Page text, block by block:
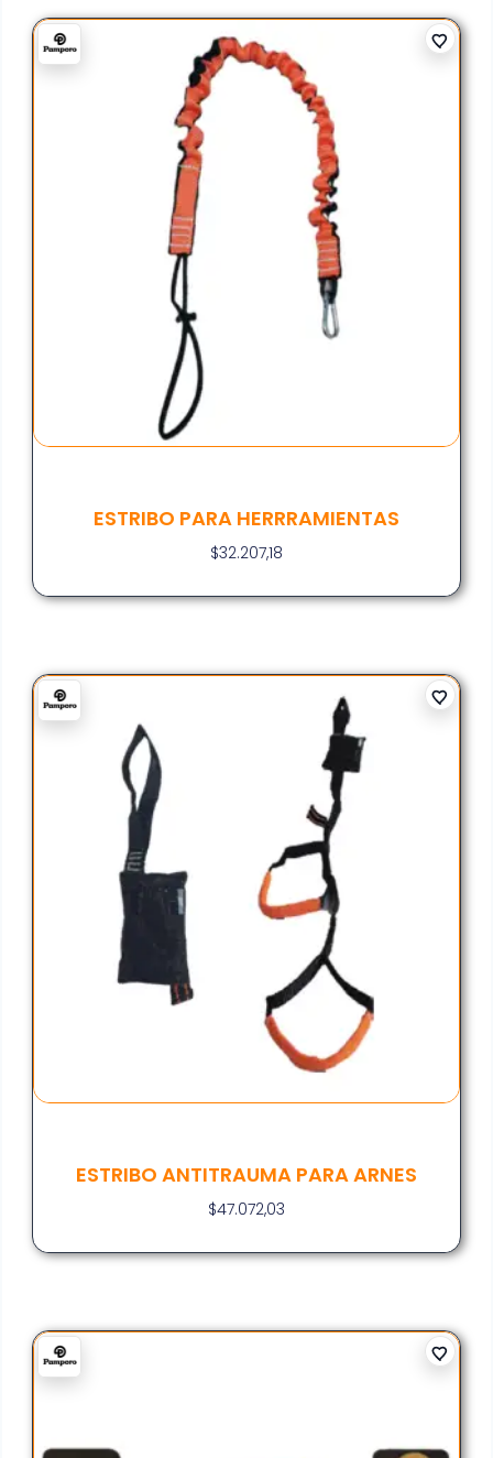
ESTRIBO PARA HERRRAMIENTAS
$32.207,18
ESTRIBO ANTITRAUMA PARA ARNES
$47.072,03